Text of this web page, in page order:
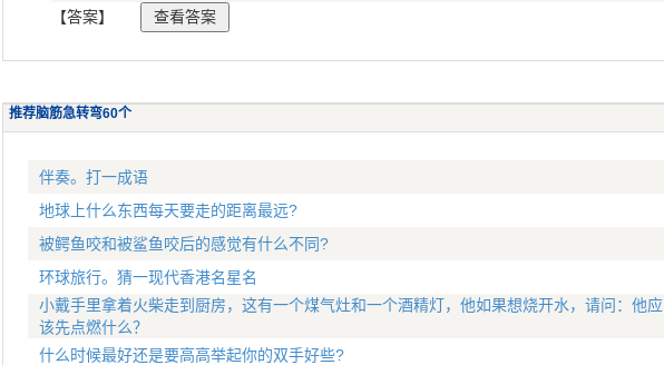
【答案】
推荐脑筋急转弯60个
伴奏。打一成语
地球上什么东西每天要走的距离最远?
被鳄鱼咬和被鲨鱼咬后的感觉有什么不同?
环球旅行。猜一现代香港名星名
小戴手里拿着火柴走到厨房，这有一个煤气灶和一个酒精灯，他如果想烧开水，请问：他应
该先点燃什么？
什么时候最好还是要高高举起你的双手好些?